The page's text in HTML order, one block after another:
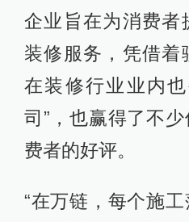
企业旨在为消费者
装修服务，凭借着
在装修行业业内
司”，也赢得了不
费者的好评。
“在万链，每个施